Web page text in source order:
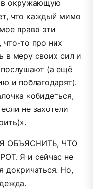
в окружающую
что каждый мимо
право эти
что-то про них
в меру своих сил и
послушают (а ещё
и поблагодарят).
«обидеться,
не захотели
ОБЪЯСНИТЬ, ЧТО
Я и сейчас не
докричаться. Но,